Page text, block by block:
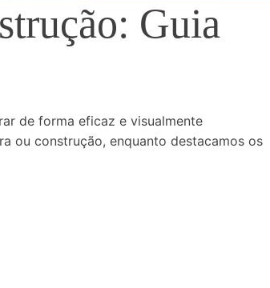
Guia
de forma eficaz e visualmente
ou construção, enquanto destacamos os